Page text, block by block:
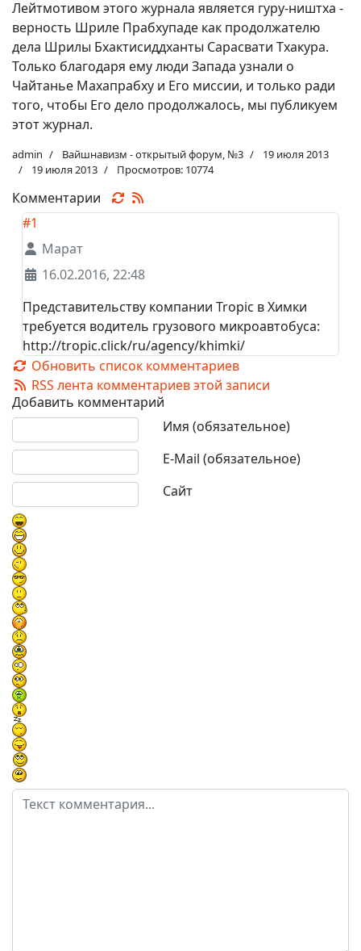
Лейтмотивом этого журнала является гуру-ништха -
верность Шриле Прабхупаде как продолжателю
дела Шрилы Бхактисиддханты Сарасвати Тхакура.
Только благодаря ему люди Запада узнали о
Чайтанье Махапрабху и Его миссии, и только ради
того, чтобы Его дело продолжалось, мы публикуем
этот журнал.
admin Вайшнавизм - открытый форум, №3
19 июля 2013
19 июля 2013
Просмотров: 10774
Комментарии
#1
Марат
16.02.2016, 22:48
Представительству компании Tropic в Химки
требуется водитель грузового микроавтобуса:
http://tropic.click/ru/agency/khimki/
Обновить список комментариев
RSS лента комментариев этой записи
Добавить комментарий
Имя (обязательное)
E-Mail (обязательное)
Сайт
Текст комментария